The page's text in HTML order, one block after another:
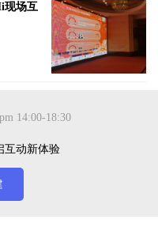
现场互
14:00-18:30
互动新体验